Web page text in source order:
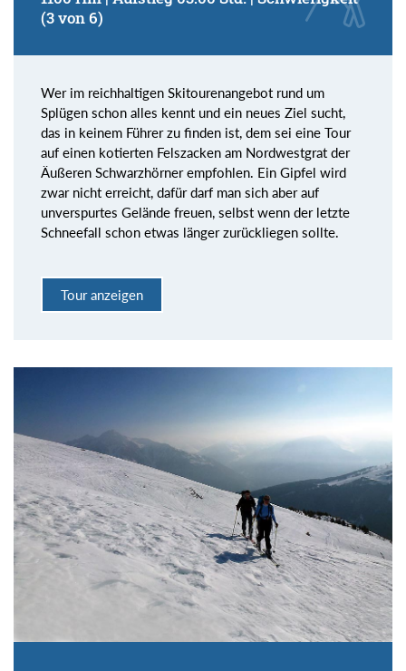
(3 von 6)
Wer im reichhaltigen Skitourenangebot rund um
Splügen schon alles kennt und ein neues Ziel sucht,
das in keinem Führer zu finden ist, dem sei eine Tour
auf einen kotierten Felszacken am Nordwestgrat der
Äußeren Schwarzhörner empfohlen. Ein Gipfel wird
zwar nicht erreicht, dafür darf man sich aber auf
unverspurtes Gelände freuen, selbst wenn der letzte
Schneefall schon etwas länger zurückliegen sollte.
Tour anzeigen